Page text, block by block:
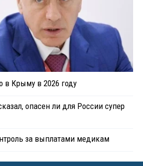
в Крыму в 2026 году
опасен ли для России супер
за выплатами медикам